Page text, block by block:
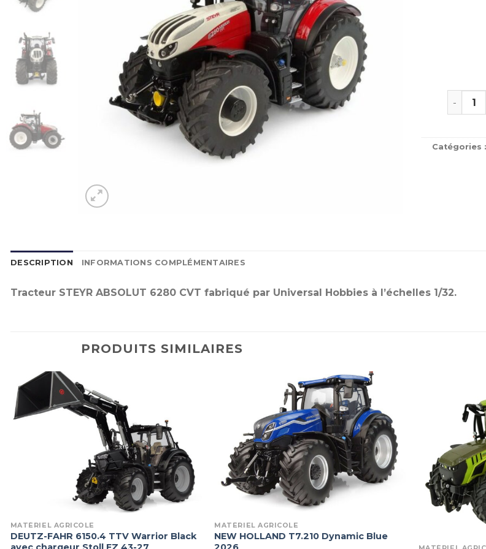
Catégories :
DESCRIPTION INFORMATIONS COMPLÉMENTAIRES
Tracteur STEYR ABSOLUT 6280 CVT fabriqué par Universal Hobbies à l’échelles 1/32.
PRODUITS SIMILAIRES
MATÉRIEL AGRICOLE
DEUTZ-FAHR 6150.4 TTV Warrior Black
MATÉRIEL AGRICOLE
NEW HOLLAND T7.210 Dynamic Blue